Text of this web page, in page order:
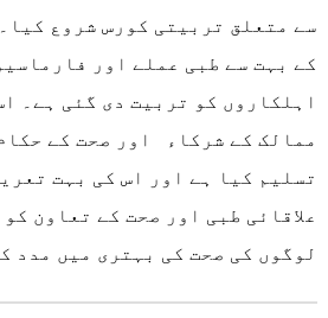
سے متعلق تربیتی کورس شروع
کے بہت سے طبی عملے اور
اہلکاروں کو تربیت دی گئی ہے۔
ممالک کے شرکاء اور صحت کے
تسلیم کیا ہے اور اس کی بہت
علاقائی طبی اور صحت کے تعاون
لوگوں کی صحت کی بہتری میں مدد